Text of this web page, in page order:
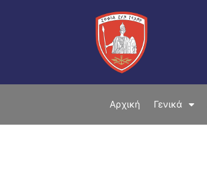
Αρχική Γενικά